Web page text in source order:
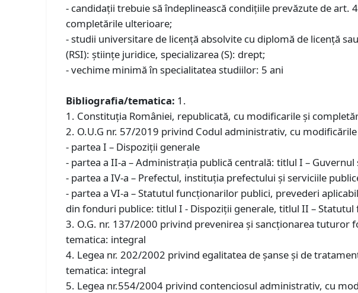
- candidații trebuie să îndeplinească condițiile prevăzute de
completările ulterioare;
- studii universitare de licenţă absolvite cu diplomă de licenţă
(RSI): științe juridice, specializarea (S): drept;
- vechime minimă în specialitatea studiilor: 5 ani
Bibliografia/tematica: 1.
1. Constituţia României, republicată, cu modificarile și
2. O.U.G nr. 57/2019 privind Codul administrativ, cu
- partea I – Dispoziții generale
- partea a II-a – Administrația publică centrală: titlul I –
- partea a IV-a – Prefectul, instituția prefectului și serviciile
- partea a VI-a – Statutul funcționarilor publici, prevederi
din fonduri publice: titlul I - Dispoziții generale, titlul II –
3. O.G. nr. 137/2000 privind prevenirea și sancționarea
tematica: integral
4. Legea nr. 202/2002 privind egalitatea de șanse și de
tematica: integral
5. Legea nr.554/2004 privind contenciosul administrativ, cu